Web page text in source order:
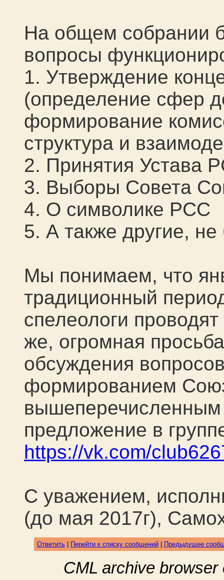
На общем собрании
вопросы
1. Утверждение
(определение сфер
формирование
структура и
2. Принятия Устава
3. Выборы Совета
4. О символике РСС
5. А также другие,
Мы понимаем, что
традиционный
спелеологи
же, огромная
обсуждения
формированием
предложение в
https://vk.com/
С уважением,
(до мая 2017г),
Ответить| Перейти к списку сообщений| Предыдущее
CML archive